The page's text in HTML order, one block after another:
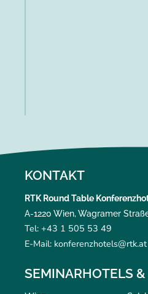
KONTAKT
RTK Round Table
A-1220 Wien, Wagramer
Tel: +43 1 505 53 49
E-Mail: konferenzhotels@rtk.at
SEMINARHOTELS